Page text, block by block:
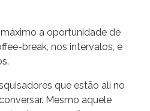
a oportunidade de
break, nos intervalos, e
que estão ali no
Mesmo aquele